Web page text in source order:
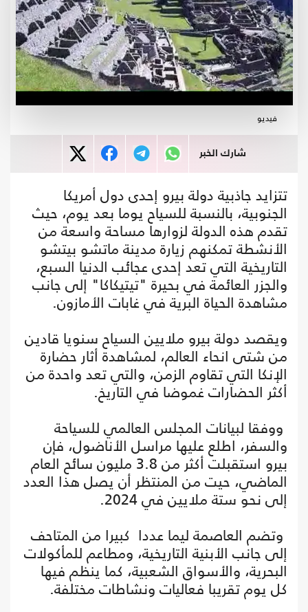
فيديو
شارك الخبر
تتزايد جاذبية دولة بيرو إحدى دول أمريكا
الجنوبية، بالنسبة للسياح يوما بعد يوم، حيث
تقدم هذه الدولة لزوارها مساحة واسعة من
الأنشطة تمكنهم زيارة مدينة ماتشو بيتشو
التاريخية التي تعد إحدى عجائب الدنيا السبع،
والجزر العائمة في بحيرة "تيتيكاكا" إلى جانب
مشاهدة الحياة البرية في غابات الأمازون.
ويقصد دولة بيرو ملايين السياح سنويا قادين
من شتى انحاء العالم، لمشاهدة أثار حضارة
الإنكا التي تقاوم الزمن، والتي تعد واحدة من
أكثر الحضارات غموضا في التاريخ.
ووفقا لبيانات المجلس العالمي للسياحة
والسفر، اطلع عليها مراسل الأناضول، فإن
بيرو استقبلت أكثر من 3.8 مليون سائح العام
الماضي، حيت من المنتظر أن يصل هذا العدد
إلى نحو ستة ملايين في 2024.
وتضم العاصمة ليما عددا كبيرا من المتاحف
إلى جانب الأبنية التاريخية، ومطاعم للمأكولات
البحرية، والأسواق الشعبية، كما ينظم فيها
كل يوم تقريبا فعاليات ونشاطات مختلفة.